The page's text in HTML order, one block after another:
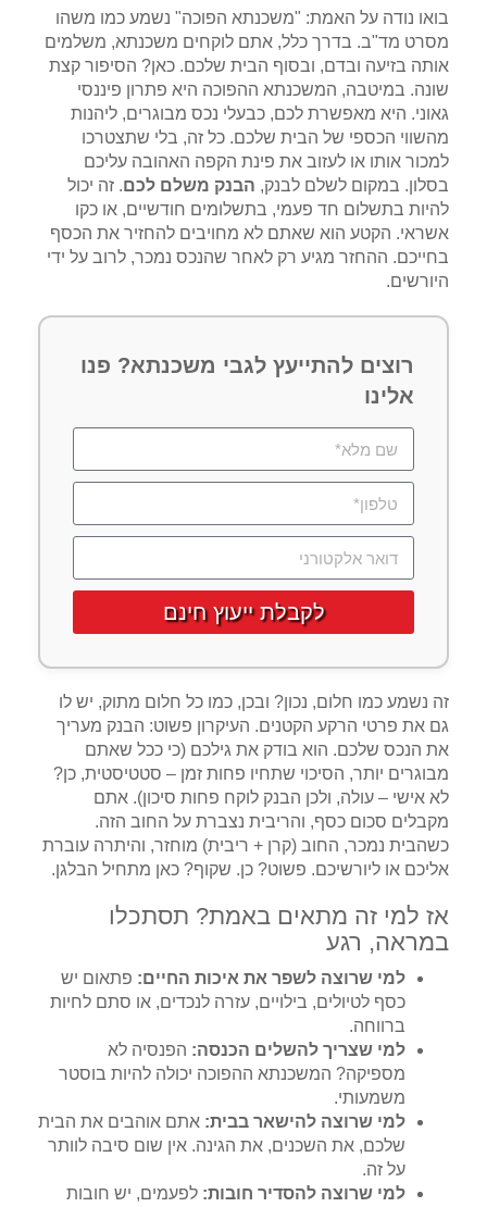
בואו נודה על האמת: "משכנתא הפוכה" נשמע כמו משהו
מסרט מד"ב. בדרך כלל, אתם לוקחים משכנתא, משלמים
אותה בזיעה ובדם, ובסוף הבית שלכם. כאן? הסיפור קצת
שונה. במיטבה, המשכנתא ההפוכה היא פתרון פיננסי
גאוני. היא מאפשרת לכם, כבעלי נכס מבוגרים, ליהנות
מהשווי הכספי של הבית שלכם. כל זה, בלי שתצטרכו
למכור אותו או לעזוב את פינת הקפה האהובה עליכם
בסלון. במקום לשלם לבנק, הבנק משלם לכם. זה יכול
להיות בתשלום חד פעמי, בתשלומים חודשיים, או כקו
אשראי. הקטע הוא שאתם לא מחויבים להחזיר את הכסף
בחייכם. ההחזר מגיע רק לאחר שהנכס נמכר, לרוב על ידי
היורשים.
רוצים להתייעץ לגבי משכנתא? פנו
אלינו
לקבלת ייעוץ חינם
זה נשמע כמו חלום, נכון? ובכן, כמו כל חלום מתוק, יש לו
גם את פרטי הרקע הקטנים. העיקרון פשוט: הבנק מעריך
את הנכס שלכם. הוא בודק את גילכם (כי ככל שאתם
מבוגרים יותר, הסיכוי שתחיו פחות זמן – סטטיסטית, כן?
לא אישי – עולה, ולכן הבנק לוקח פחות סיכון). אתם
מקבלים סכום כסף, והריבית נצברת על החוב הזה.
כשהבית נמכר, החוב (קרן + ריבית) מוחזר, והיתרה עוברת
אליכם או ליורשיכם. פשוט? כן. שקוף? כאן מתחיל הבלגן.
אז למי זה מתאים באמת? תסתכלו
במראה, רגע
למי שרוצה לשפר את איכות החיים: פתאום יש
כסף לטיולים, בילויים, עזרה לנכדים, או סתם לחיות
ברווחה.
למי שצריך להשלים הכנסה: הפנסיה לא
מספיקה? המשכנתא ההפוכה יכולה להיות בוסטר
משמעותי.
למי שרוצה להישאר בבית: אתם אוהבים את הבית
שלכם, את השכנים, את הגינה. אין שום סיבה לוותר
על זה.
למי שרוצה להסדיר חובות: לפעמים, יש חובות